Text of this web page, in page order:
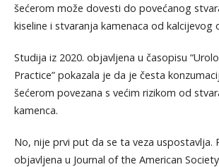
šećerom može dovesti do povećanog
kiseline i stvaranja kamenaca od kalcijevog
Studija iz 2020. objavljena u časopisu
Practice” pokazala je da je česta
šećerom povezana s većim rizikom od
kamenca.
No, nije prvi put da se ta veza uspostavlja.
objavljena u Journal of the American